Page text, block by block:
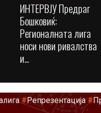
ИНТЕРВЈУ Предраг
Бошковиќ:
Регионалната лига
носи нови ривалства
и...
#Репрезентација #